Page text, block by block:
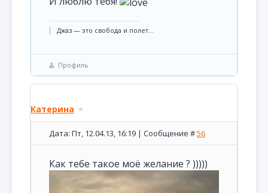
Джаз — это свобода и полет...
Профиль
Катерина
Дата: Пт, 12.04.13, 16:19 | Сообщение #56
Как тебе такое моё желание ? )))))